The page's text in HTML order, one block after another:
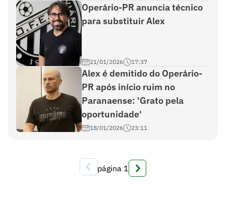
Operário-PR anuncia técnico
para substituir Alex
21/01/2026 17:37
Alex é demitido do Operário-
PR após início ruim no
Paranaense: 'Grato pela
oportunidade'
18/01/2026 23:11
página 1